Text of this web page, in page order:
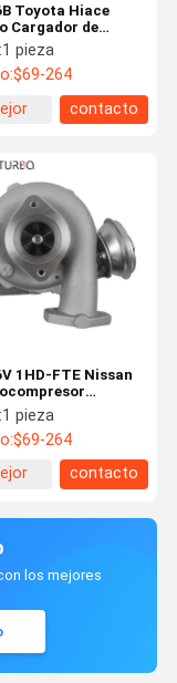
Toyota Hiace
Cargador de
7M-GTE
58060
1 pieza
$69-264
contacto
1HD-FTE Nissan
0001 17201-
Personalizado
1 pieza
$69-264
contacto
los mejores